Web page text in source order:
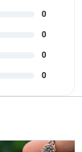
0
0
0
0